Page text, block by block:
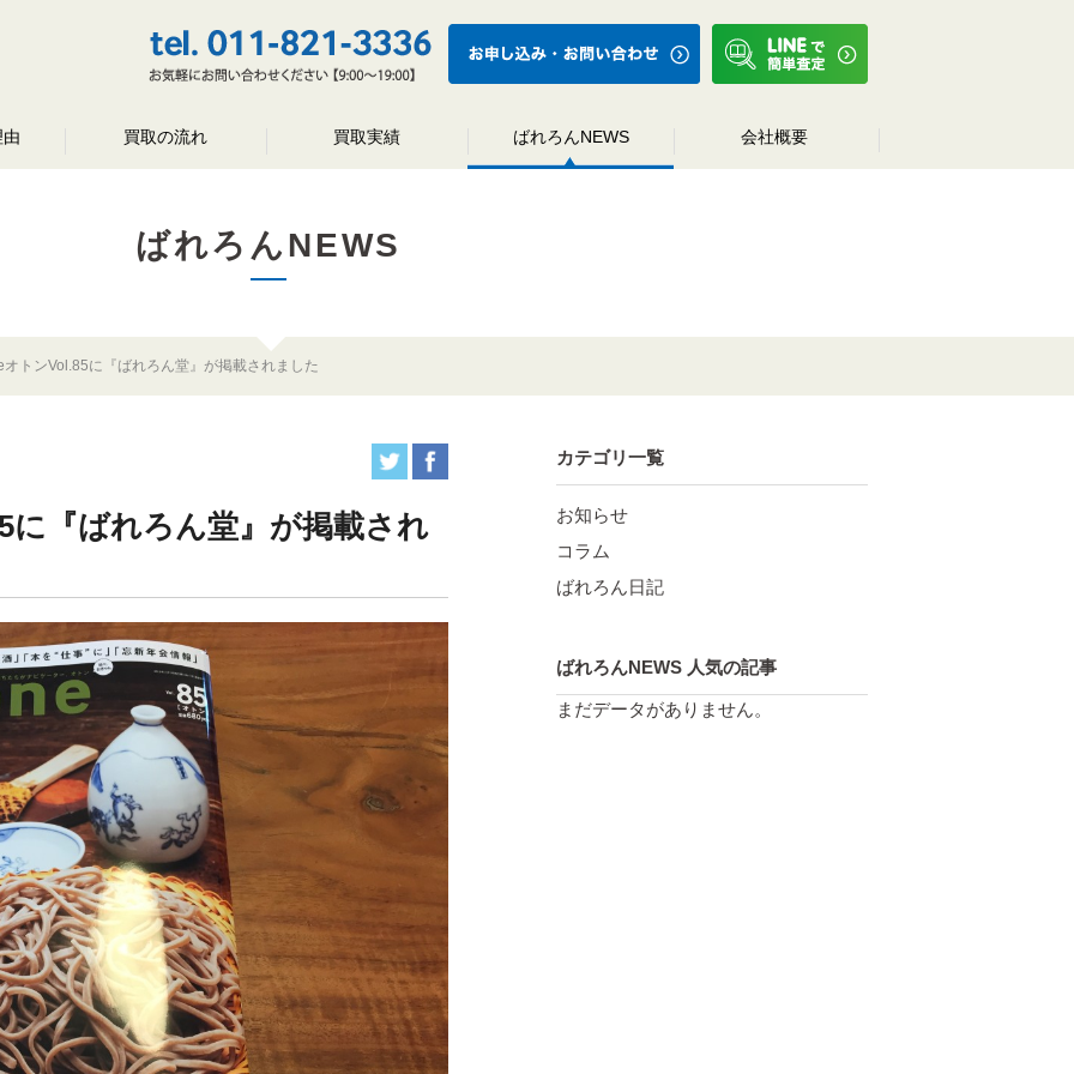
買取の流れ 買取実績 ばれろんNEWS 会社概要
ばれろんNEWS
オトンVol.85に『ばれろん堂』が掲載されました
に『ばれろん堂』が掲載され
カテゴリ一覧
お知らせ
コラム
ばれろん日記
ばれろんNEWS 人気の記事
まだデータがありません。